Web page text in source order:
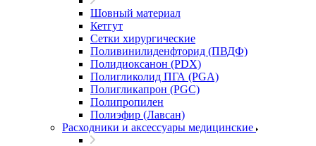
Шовный материал
Кетгут
Сетки хирургические
Поливинилиденфторид (ПВДФ)
Полидиоксанон (PDX)
Полигликолид ПГА (PGA)
Полигликапрон (PGC)
Полипропилен
Полиэфир (Лавсан)
Расходники и аксессуары медицинские